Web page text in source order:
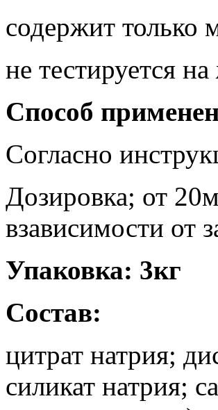
содержит только
не тестируется
Способ
Согласно
Дозировка; от
взависимости от
Упаковка: 3кг
Состав:
цитрат натрия;
силикат натрия;